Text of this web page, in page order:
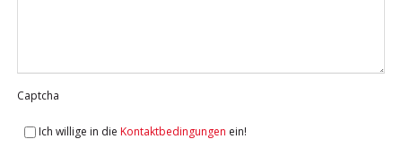
Captcha
Ich willige in die Kontaktbedingungen ein!